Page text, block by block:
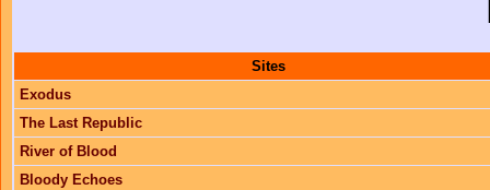
Sites
Exodus
The Last Republic
River of Blood
Bloody Echoes